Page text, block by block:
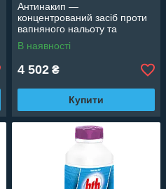
Антинакип —
концентрований засіб проти
вапняного нальоту та
мінеральних відкладень, 10 л
PG-12
В наявності
4 502 ₴
Купити